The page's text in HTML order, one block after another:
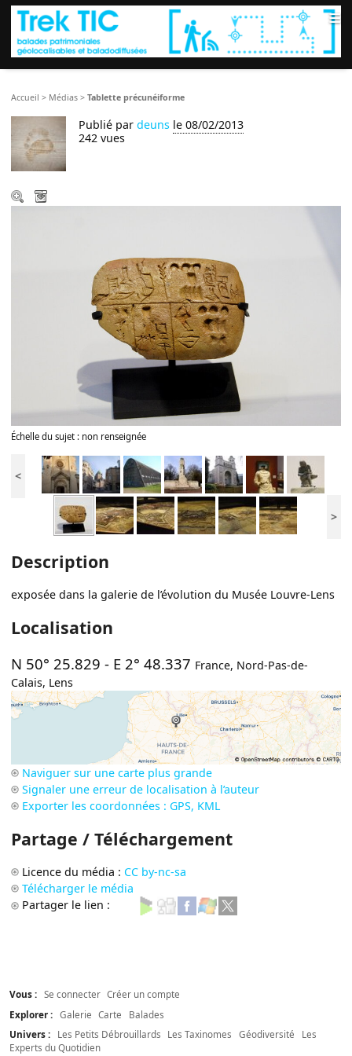
≡
Accueil > Médias >Tablette précunéiforme
Publié pardeuns le 08/02/2013
242 vues
Échelle du sujet : non renseignée
<
>
Description
exposée dans la galerie de l’évolution du Musée Louvre-Lens
Localisation
N 50° 25.829 - E 2° 48.337 France, Nord-Pas-de-
Calais, Lens
Naviguer sur une carte plus grande
Signaler une erreur de localisation à l’auteur
Exporter les coordonnées : GPS, KML
Partage / Téléchargement
Licence du média : CC by-nc-sa
Télécharger le média
Partager le lien :
Vous : Se connecter Créer un compte
Explorer : Galerie Carte
Balades
Univers :
Les Petits Débrouillards Les Taxinomes Géodiversité
Les
Experts du Quotidien